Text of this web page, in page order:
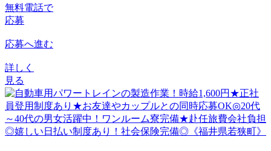
無料電話で
応募
応募へ進む
詳しく
見る